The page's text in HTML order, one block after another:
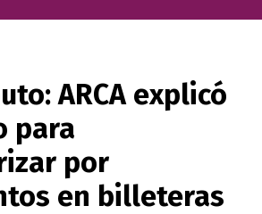
ARCA explicó
para
por
en billeteras